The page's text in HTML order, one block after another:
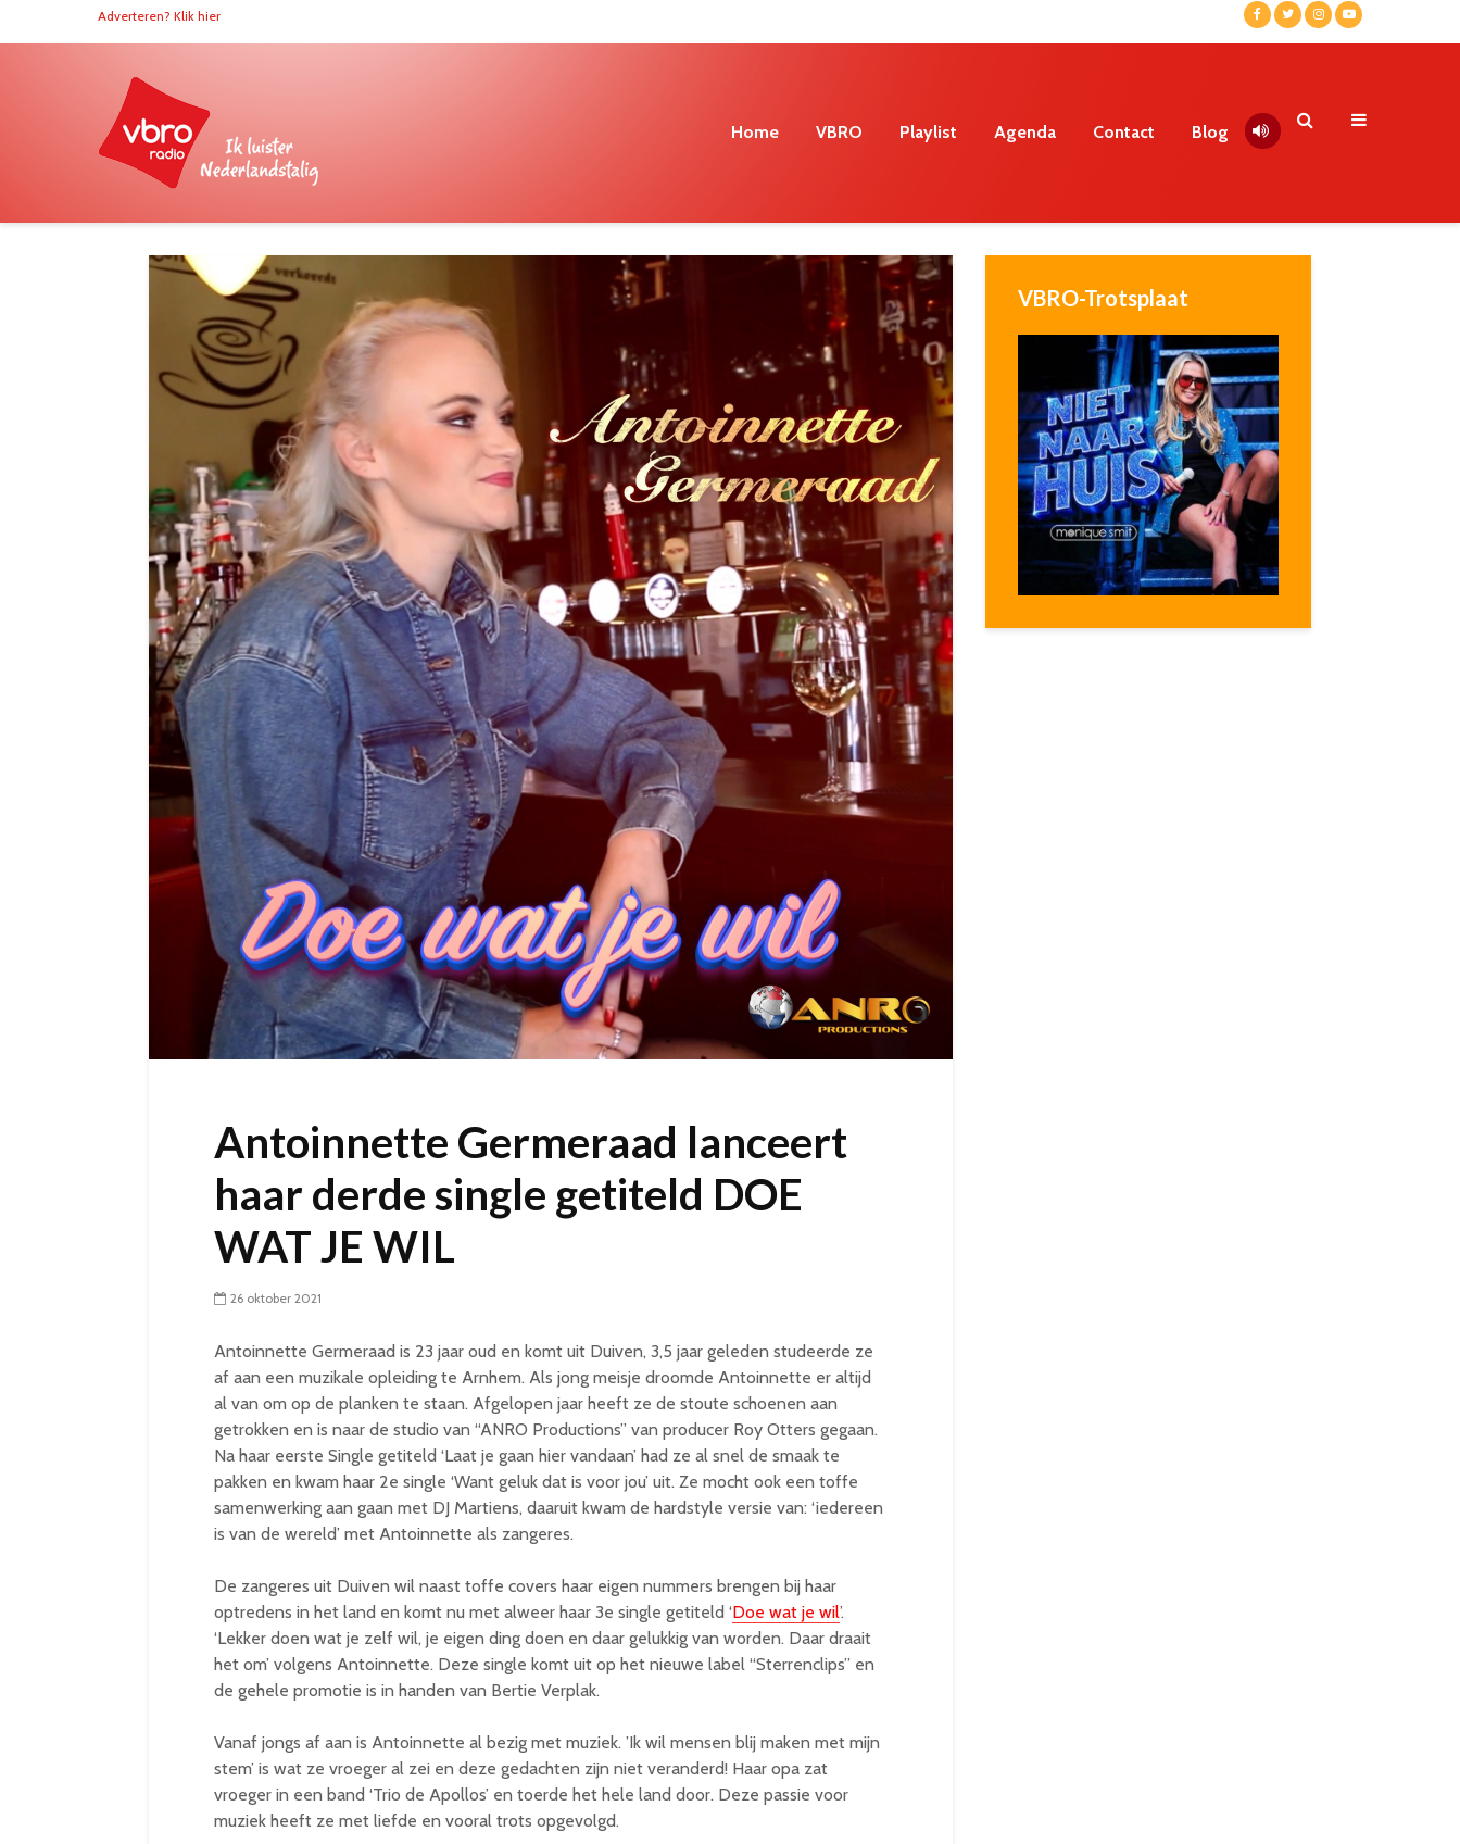
Adverteren? Klik hier
Home VBRO Playlist Agenda Contact Blog
Antoinnette Germeraad lanceert
haar derde single getiteld DOE
WAT JE WIL
26 oktober 2021
Antoinnette Germeraad is 23 jaar oud en komt uit Duiven, 3,5 jaar geleden studeerde ze
af aan een muzikale opleiding te Arnhem. Als jong meisje droomde Antoinnette er altijd
al van om op de planken te staan. Afgelopen jaar heeft ze de stoute schoenen aan
getrokken en is naar de studio van “ANRO Productions” van producer Roy Otters gegaan.
Na haar eerste Single getiteld ‘Laat je gaan hier vandaan’ had ze al snel de smaak te
pakken en kwam haar 2e single ‘Want geluk dat is voor jou’ uit. Ze mocht ook een toffe
samenwerking aan gaan met DJ Martiens, daaruit kwam de hardstyle versie van: ‘iedereen
is van de wereld’ met Antoinnette als zangeres.
De zangeres uit Duiven wil naast toffe covers haar eigen nummers brengen bij haar
optredens in het land en komt nu met alweer haar 3e single getiteld ‘Doe wat je wil’.
‘Lekker doen wat je zelf wil, je eigen ding doen en daar gelukkig van worden. Daar draait
het om’ volgens Antoinnette. Deze single komt uit op het nieuwe label “Sterrenclips” en
de gehele promotie is in handen van Bertie Verplak.
Vanaf jongs af aan is Antoinnette al bezig met muziek. ’Ik wil mensen blij maken met mijn
stem’ is wat ze vroeger al zei en deze gedachten zijn niet veranderd! Haar opa zat
vroeger in een band ‘Trio de Apollos’ en toerde het hele land door. Deze passie voor
muziek heeft ze met liefde en vooral trots opgevolgd.
VBRO-Trotsplaat